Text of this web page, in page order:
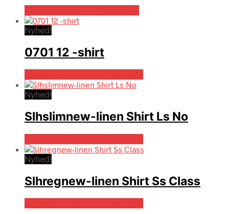
Nyhed!
0701 12 -shirt
Nyhed!
Slhslimnew-linen Shirt Ls No
Nyhed!
Slhregnew-linen Shirt Ss Class